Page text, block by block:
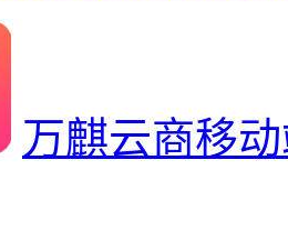
万麒云商移